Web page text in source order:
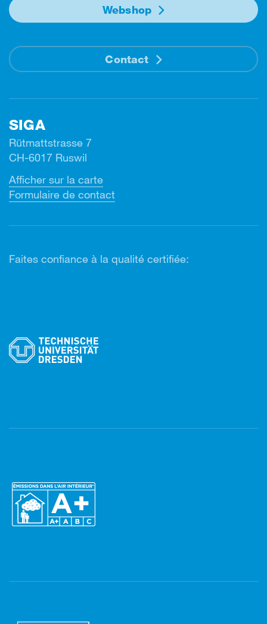
Webshop
Contact
SIGA
Rütmattstrasse 7
CH-6017 Ruswil
Afficher sur la carte
Formulaire de contact
Faites confiance à la qualité certifiée: